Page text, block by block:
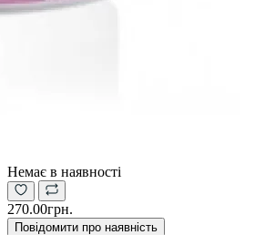
Немає в наявності
270.00грн.
Повідомити про наявність